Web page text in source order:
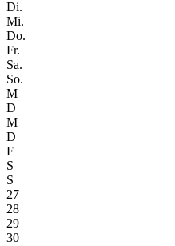
Di.
Mi.
Do.
Fr.
Sa.
So.
M
D
M
D
F
S
S
27
28
29
30